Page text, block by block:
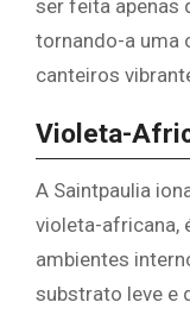
ser feita apenas
tornando-a uma
canteiros
Violeta-
A Saintpaulia
violeta-africana,
ambientes
substrato leve e